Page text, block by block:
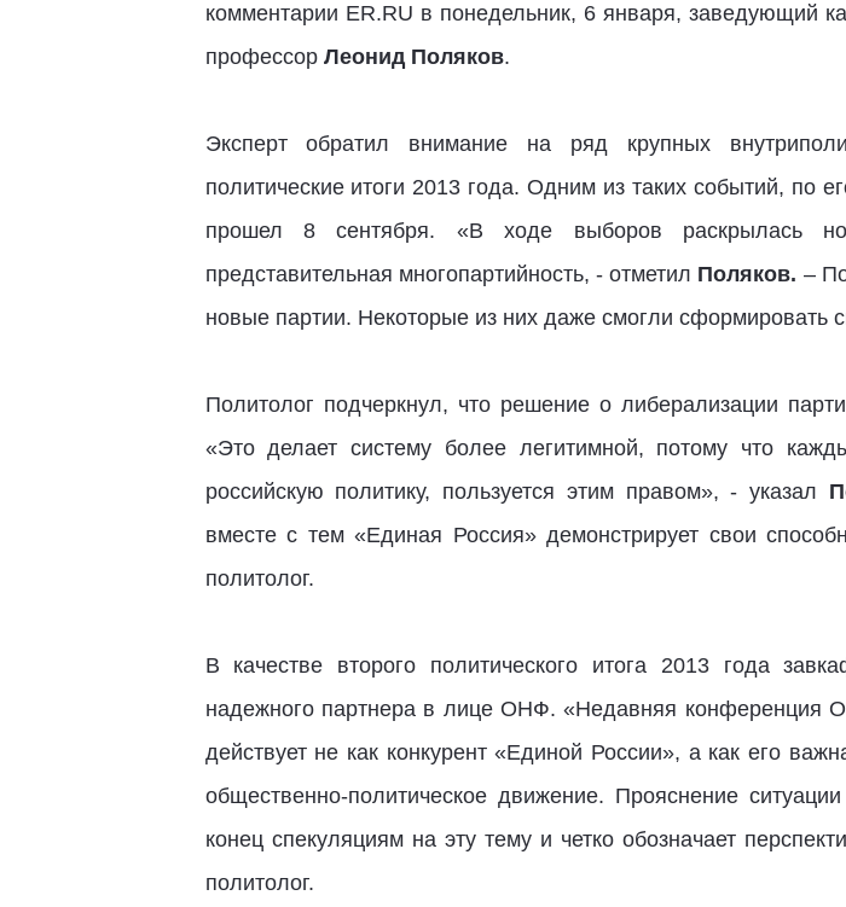
комментарии ER.RU в понедельник, 6 января, заведующий
профессор Леонид Поляков.
Эксперт обратил внимание на ряд крупных
политические итоги 2013 года. Одним из таких событий, по
прошел 8 сентября. «В ходе выборов раскрылась
представительная многопартийность, - отметил Поляков. –
новые партии. Некоторые из них даже смогли сформировать
Политолог подчеркнул, что решение о либерализации
«Это делает систему более легитимной, потому что
российскую политику, пользуется этим правом», - указал
вместе с тем «Единая Россия» демонстрирует свои
политолог.
В качестве второго политического итога 2013 года
надежного партнера в лице ОНФ. «Недавняя конференция
действует не как конкурент «Единой России», а как его
общественно-политическое движение. Прояснение
конец спекуляциям на эту тему и четко обозначает
политолог.